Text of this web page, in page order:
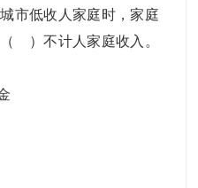
市低收人家庭时，家庭
）不计人家庭收入。